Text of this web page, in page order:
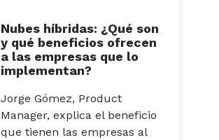
Nubes híbridas: ¿Qué son
y qué beneficios ofrecen
a las empresas que lo
implementan?
Jorge Gómez, Product
Manager, explica el beneficio
que tienen las empresas al